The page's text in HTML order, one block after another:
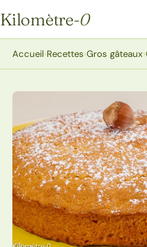
Kilomètre-0
Kilomètre-0
Accueil›Recettes›Gros gâteaux›